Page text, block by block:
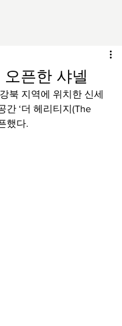
픈한 샤넬
북 지역에 위치한 신세
간 ‘더 헤리티지(The
했다.